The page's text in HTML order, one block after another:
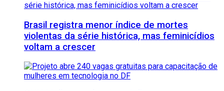
Brasil registra menor índice de mortes
violentas da série histórica, mas feminicídios
voltam a crescer